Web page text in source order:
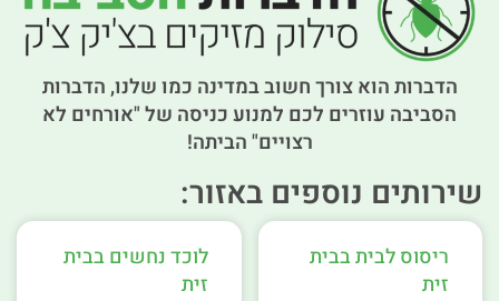
הדברות הוא צורך חשוב במדינה כמו שלנו, הדברות
הסביבה עוזרים לכם למנוע כניסה של "אורחים לא
רצויים" הביתה!
שירותים נוספים באזור:
ריסוס לבית בבית
זית
לוכד נחשים בבית
זית